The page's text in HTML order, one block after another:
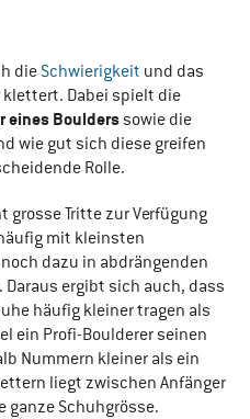
die Schwierigkeit und das
Dabei spielt die
eines Boulderssowie die
wie gut sich diese greifen
Rolle.
grosse Tritte zur Verfügung
mit kleinsten
dazu in abdrängenden
ergibt sich auch, dass
häufig kleiner tragen als
ein Profi-Boulderer seinen
Nummern kleiner als ein
liegt zwischen Anfänger
ganze Schuhgrösse.